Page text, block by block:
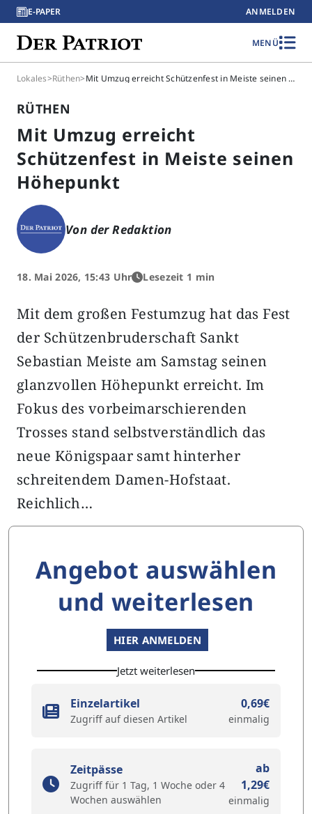
E-PAPER ANMELDEN
MENÜ
Lokales>Rüthen> Mit Umzug erreicht Schützenfest in Meiste seinen Höhepunkt
RÜTHEN
Mit Umzug erreicht
Schützenfest in Meiste seinen
Höhepunkt
Von der Redaktion
18. Mai 2026, 15:43 Uhr Lesezeit 1 min
Mit dem großen Festumzug hat das Fest
der Schützenbruderschaft Sankt
Sebastian Meiste am Samstag seinen
glanzvollen Höhepunkt erreicht. Im
Fokus des vorbeimarschierenden
Trosses stand selbstverständlich das
neue Königspaar samt hinterher
schreitendem Damen-Hofstaat.
Reichlich…
Angebot auswählen
und weiterlesen
HIER ANMELDEN
Jetzt weiterlesen
Einzelartikel
Zugriff auf diesen Artikel
0,69€
einmalig
Zeitpässe
Zugriff für 1 Tag, 1 Woche oder 4
Wochen auswählen
ab
1,29€
einmalig